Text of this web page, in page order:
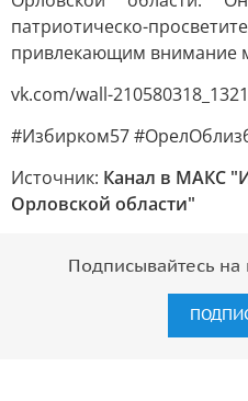
патриотическо-
привлекающим внимание
vk.com/wall-210580318_1321
#Избирком57
Источник: Канал в МАКС
Орловской области"
Подписывайтесь